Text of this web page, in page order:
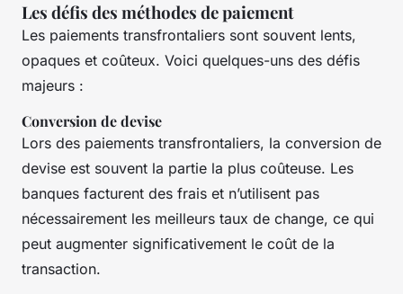
Les défis des méthodes de paiement
Les paiements transfrontaliers sont souvent lents,
opaques et coûteux. Voici quelques-uns des défis
majeurs :
Conversion de devise
Lors des paiements transfrontaliers, la conversion de
devise est souvent la partie la plus coûteuse. Les
banques facturent des frais et n’utilisent pas
nécessairement les meilleurs taux de change, ce qui
peut augmenter significativement le coût de la
transaction.